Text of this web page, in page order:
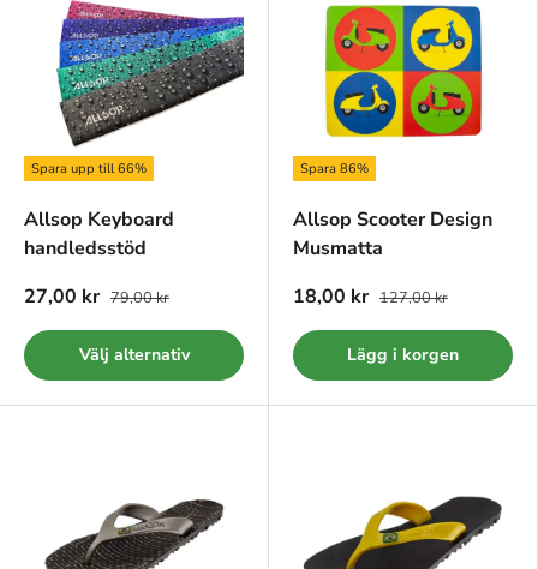
Spara upp till 66%
Allsop Keyboard
handledsstöd
27,00 kr 79,00 kr
Välj alternativ
Spara 86%
Allsop Scooter Design
Musmatta
18,00 kr 127,00 kr
Lägg i korgen